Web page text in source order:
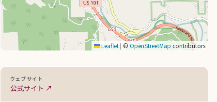
Leaflet ©OpenStreetMap contributors
ウェブサイト
公式サイト ↗